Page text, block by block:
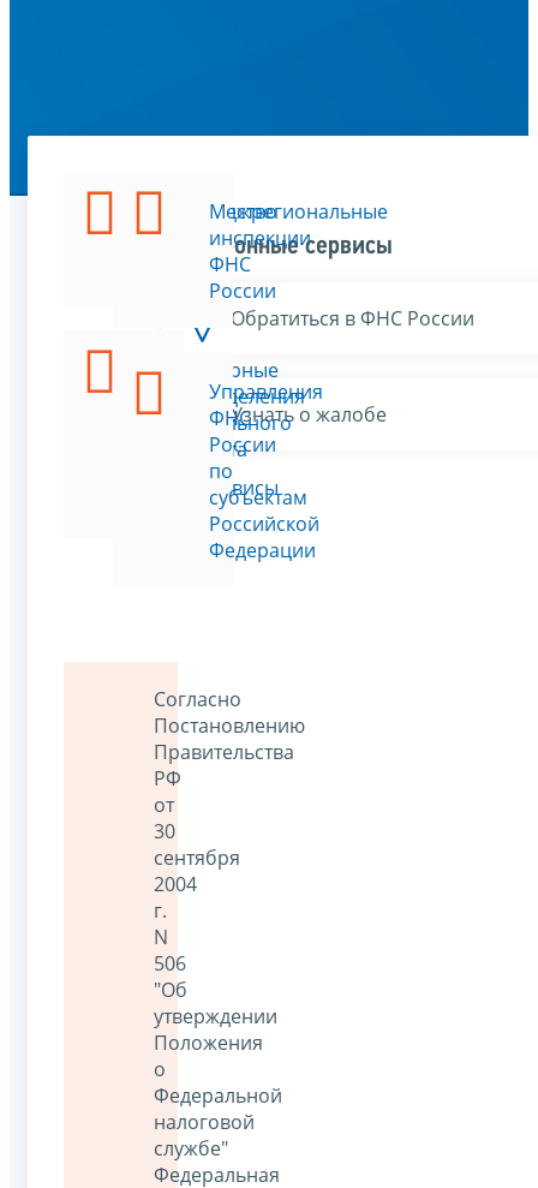
Руководство
ФНС
России
Структурные
подразделения
центрального
аппарата
России
Межрегиональные
инспекции
ФНС
России
Управления
ФНС
России
по
субъектам
Российской
Федерации
Согласно
Постановлению
Правительства
РФ
от
30
сентября
2004
г.
N
506
"Об
утверждении
Положения
о
Федеральной
налоговой
службе"
Федеральная
Электронные сервисы
Обратиться в ФНС России
Узнать о жалобе
Все сервисы